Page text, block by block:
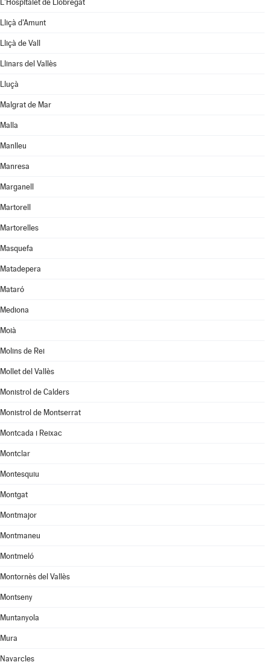
L'Hospitalet de Llobregat
Lliçà d'Amunt
Lliçà de Vall
Llinars del Vallès
Lluçà
Malgrat de Mar
Malla
Manlleu
Manresa
Marganell
Martorell
Martorelles
Masquefa
Matadepera
Mataró
Mediona
Moià
Molins de Rei
Mollet del Vallès
Monistrol de Calders
Monistrol de Montserrat
Montcada i Reixac
Montclar
Montesquiu
Montgat
Montmajor
Montmaneu
Montmeló
Montornès del Vallès
Montseny
Muntanyola
Mura
Navarcles